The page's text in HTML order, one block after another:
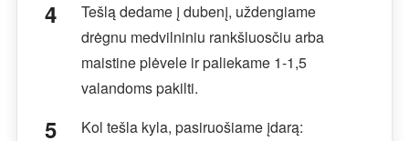
Tešlą dedame į dubenį, uždengiame
drėgnu medvilniniu rankšluosčiu arba
maistine plėvele ir paliekame 1-1,5
valandoms pakilti.
Kol tešla kyla, pasiruošiame įdarą: